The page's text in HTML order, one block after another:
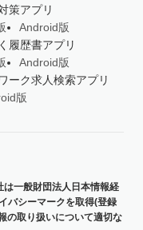
策アプリ
Android版
履歴書アプリ
Android版
ーク求人検索アプリ
版
一般財団法人日本情報経
バシーマークを取得(登録
の取り扱いについて適切な